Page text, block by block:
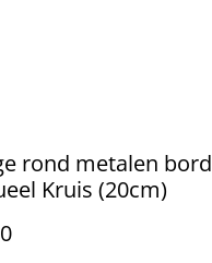
rond metalen bord
Kruis (20cm)